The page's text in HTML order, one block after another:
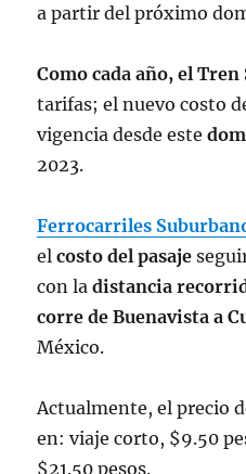
a partir del próximo
Como cada año, el
tarifas; el nuevo costo
vigencia desde este
2023.
Ferrocarriles
elcosto del pasaje
con ladistancia
corre de Buenavista a
México.
Actualmente, el precio
en: viaje corto, $9.50
$21.50 pesos.